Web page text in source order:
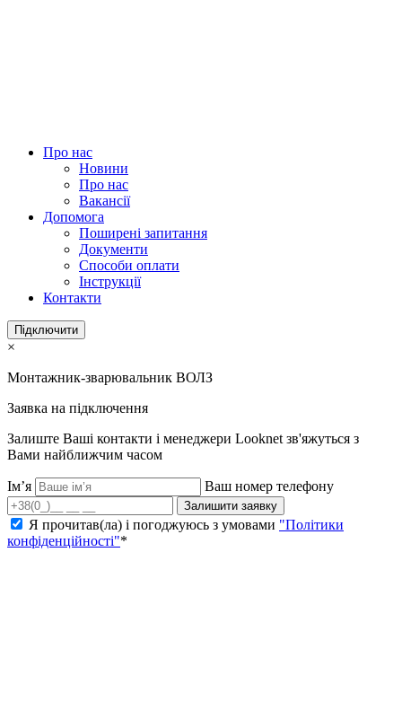
Про нас
Новини
Про нас
Вакансії
Допомога
Поширені запитання
Документи
Способи оплати
Інструкції
Контакти
Підключити
×
Монтажник-зварювальник ВОЛЗ
Заявка на підключення
Залиште Ваші контакти і менеджери Looknet зв'яжуться з
Вами найближчим часом
Ім’я Ваш номер телефону
Залишити заявку
Я прочитав(ла) і погоджуюсь з умовами "Політики
конфіденційності"*